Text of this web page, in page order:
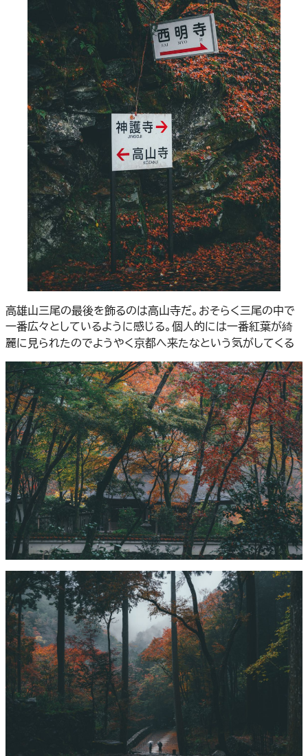
高雄山三尾の最後を飾るのは高山寺だ。おそらく三尾の中で
一番広々としているように感じる。個人的には一番紅葉が綺
麗に見られたのでようやく京都へ来たなという気がしてくる